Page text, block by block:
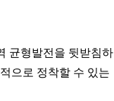
균형발전을 뒷받침하
으로 정착할 수 있는